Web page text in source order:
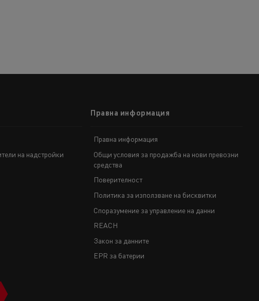
на надстройки
Правна информация
Правна информация
Общи условия за продажба на нови превозни
средства
Поверителност
Политика за използване на бисквитки
Споразумение за управление на данни
REACH
Закон за данните
EPR за батерии